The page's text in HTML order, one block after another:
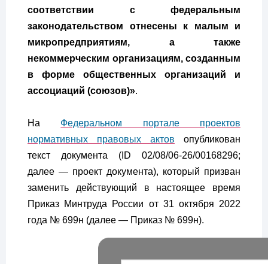
соответствии с федеральным
законодательством отнесены к малым и
микропредприятиям, а также
некоммерческим организациям, созданным
в форме общественных организаций и
ассоциаций (союзов)».
На Федеральном портале проектов
нормативных правовых актов опубликован
текст документа (ID 02/08/06-26/00168296;
далее — проект документа), который призван
заменить действующий в настоящее время
Приказ Минтруда России от 31 октября 2022
года № 699н (далее — Приказ № 699н).